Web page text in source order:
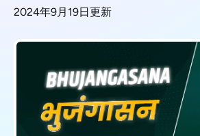
2024年9月19日更新